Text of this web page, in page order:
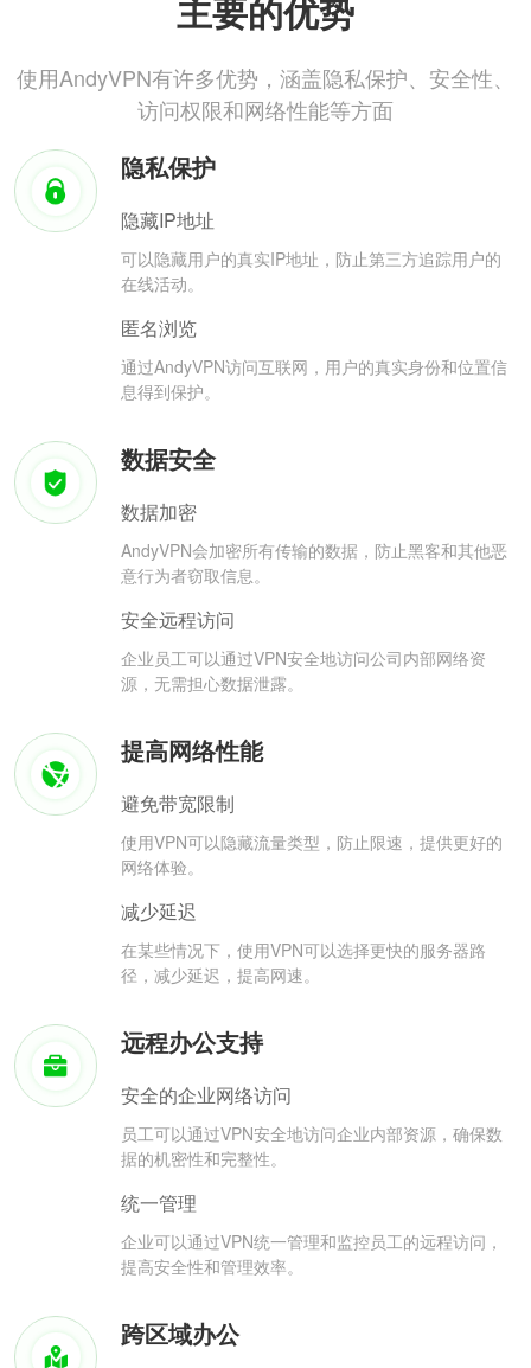
主要的优势
使用AndyVPN有许多优势，涵盖隐私保护、安全性、
访问权限和网络性能等方面
隐私保护
隐藏IP地址
可以隐藏用户的真实IP地址，防止第三方追踪用户的
在线活动。
匿名浏览
通过AndyVPN访问互联网，用户的真实身份和位置信
息得到保护。
数据安全
数据加密
AndyVPN会加密所有传输的数据，防止黑客和其他恶
意行为者窃取信息。
安全远程访问
企业员工可以通过VPN安全地访问公司内部网络资
源，无需担心数据泄露。
提高网络性能
避免带宽限制
使用VPN可以隐藏流量类型，防止限速，提供更好的
网络体验。
减少延迟
在某些情况下，使用VPN可以选择更快的服务器路
径，减少延迟，提高网速。
远程办公支持
安全的企业网络访问
员工可以通过VPN安全地访问企业内部资源，确保数
据的机密性和完整性。
统一管理
企业可以通过VPN统一管理和监控员工的远程访问，
提高安全性和管理效率。
跨区域办公